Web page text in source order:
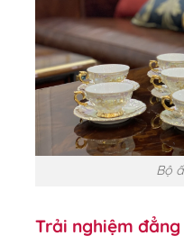
Bộ
Trải nghiệm